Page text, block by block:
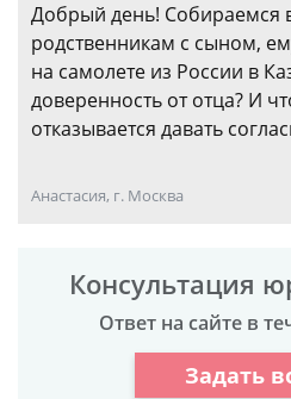
Добрый день! Собираемся
родственникам с сыном,
на самолете из России в
доверенность от отца? И
отказывается давать
Анастасия, г. Москва
Консультация
Ответ на сайте в
Задать